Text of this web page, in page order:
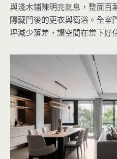
與淺木鋪陳明亮氣息，整面百
隱藏門後的更衣與衛浴。全室
坪減少落差，讓空間在當下好